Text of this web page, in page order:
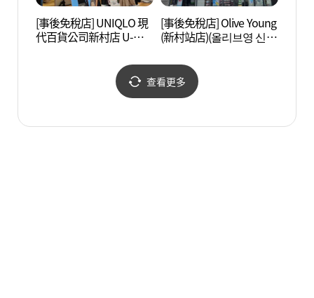
[事後免稅店] UNIQLO 現
代百貨公司新村店 U-
점 신촌점 유플렉스)
[事後免稅店] Olive Young
(新村站店)(올리브영 신촌
查看更多